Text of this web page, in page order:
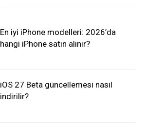
En iyi iPhone modelleri: 2026’da
hangi iPhone satın alınır?
iOS 27 Beta güncellemesi nasıl
indirilir?